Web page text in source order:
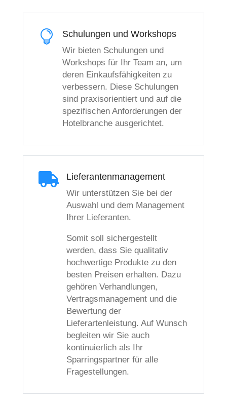
 Schulungen und Workshops
Wir bieten Schulungen und
Workshops für Ihr Team an, um
deren Einkaufsfähigkeiten zu
verbessern. Diese Schulungen
sind praxisorientiert und auf die
spezifischen Anforderungen der
Hotelbranche ausgerichtet.
 Lieferantenmanagement
Wir unterstützen Sie bei der
Auswahl und dem Management
Ihrer Lieferanten.
Somit soll sichergestellt
werden, dass Sie qualitativ
hochwertige Produkte zu den
besten Preisen erhalten. Dazu
gehören Verhandlungen,
Vertragsmanagement und die
Bewertung der
Lieferartenleistung. Auf Wunsch
begleiten wir Sie auch
kontinuierlich als Ihr
Sparringspartner für alle
Fragestellungen.